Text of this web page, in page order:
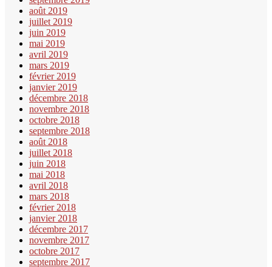
août 2019
juillet 2019
juin 2019
mai 2019
avril 2019
mars 2019
février 2019
janvier 2019
décembre 2018
novembre 2018
octobre 2018
septembre 2018
août 2018
juillet 2018
juin 2018
mai 2018
avril 2018
mars 2018
février 2018
janvier 2018
décembre 2017
novembre 2017
octobre 2017
septembre 2017